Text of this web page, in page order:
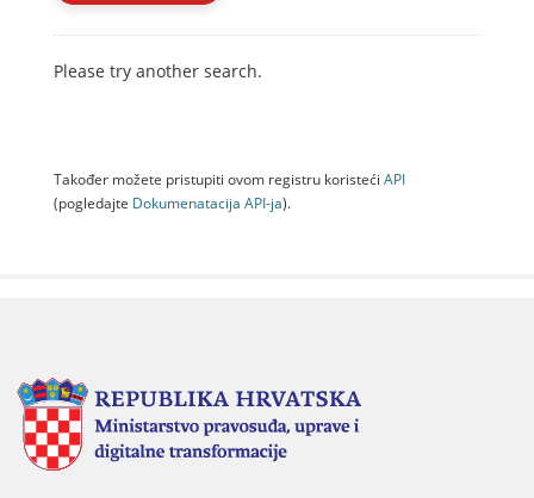
Please try another search.
Također možete pristupiti ovom registru koristeći API
(pogledajte Dokumenаtаcijа API-jа).